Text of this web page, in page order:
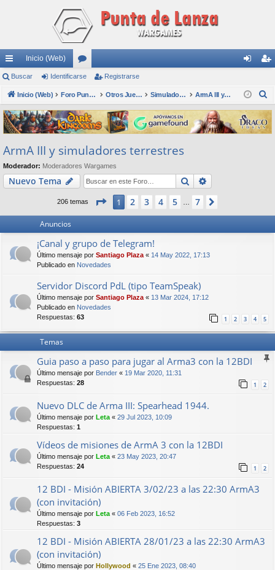
nl
ac
es
rá
pi
do
s
Inicio (Web)
or
os nti
fic
ar
ist
ra
rs
Buscar Identificarse Registrarse
Inicio (Web) Foro Punta de Lanza Wargames Otros Juegos Simuladores ArmA III y simuladores terrestres
s
c
ArmA III y simuladores terrestres
Moderador: Moderadores Wargames
Nuevo Tema Buscar
206 temas Página de 7
1 2 3 4 5 7
Anuncios
¡Canal y grupo de Telegram!
Último mensaje por Santiago Plaza « 14 May 2022, 17:13
Publicado en Novedades
Servidor Discord PdL (tipo TeamSpeak)
Último mensaje por Santiago Plaza « 13 Mar 2024, 17:12
Publicado en Novedades
Respuestas: 63 1 2 3 4 5
Temas
Guia paso a paso para jugar al Arma3 con la 12BDI
Último mensaje por Bender « 19 Mar 2020, 11:31
Respuestas: 28 1 2
Nuevo DLC de Arma III: Spearhead 1944.
Último mensaje por Leta « 29 Jul 2023, 10:09
Respuestas: 1
Vídeos de misiones de ArmA 3 con la 12BDI
Último mensaje por Leta « 23 May 2023, 20:47
Respuestas: 24 1 2
12 BDI - Misión ABIERTA 3/02/23 a las 22:30 ArmA3
(con invitación)
Último mensaje por Leta « 06 Feb 2023, 16:52
Respuestas: 3
12 BDI - Misión ABIERTA 28/01/23 a las 22:30 ArmA3
(con invitación)
Último mensaje por Hollywood « 25 Ene 2023, 08:40